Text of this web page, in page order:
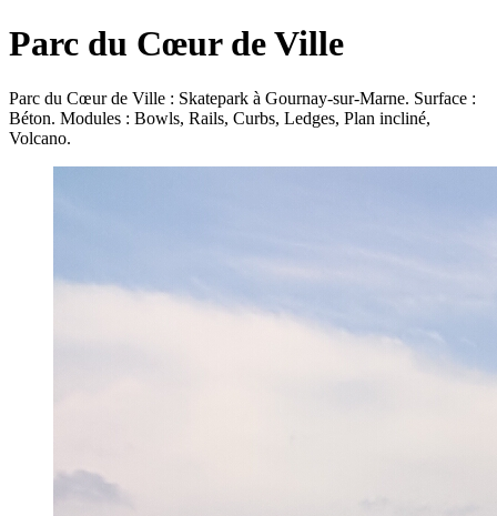
Parc du Cœur de Ville
Parc du Cœur de Ville : Skatepark à Gournay-sur-Marne. Surface :
Béton. Modules : Bowls, Rails, Curbs, Ledges, Plan incliné,
Volcano.